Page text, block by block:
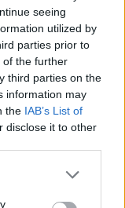
seeing
utilized by
parties prior to
of the further
third parties on the
information may
the IAB’s List of
disclose it to other
or more Google
You may click to
olyanokkal,
meg, hogy
támogatjuk
képzelni
ez, mert a
Angolul zajlik
csinálni, és
a nézőkkel. A
áll,
itt élő
turisták, akik
a hétvégére, és